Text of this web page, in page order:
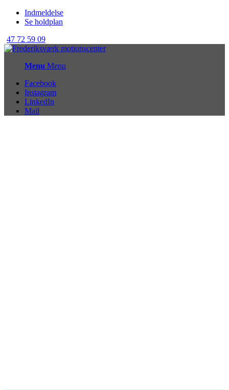
Indmeldelse
Se holdplan
47 72 59 09
Menu Menu
Facebook
Instagram
LinkedIn
Mail